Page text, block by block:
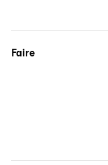
Faire